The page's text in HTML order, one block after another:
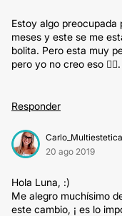
Estoy algo preocupada
meses y este se me
bolita. Pero esta muy
pero yo no creo eso 🤷‍♀️.
Responder
Carlo_Multiestetica
20 ago 2019
Hola Luna, :)
Me alegro muchísimo
este cambio, ¡ es lo